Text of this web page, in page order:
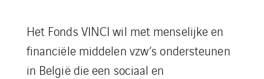
Het Fonds VINCI wil met menselijke en
financiële middelen vzw’s ondersteunen
in Belgiëdie een sociaal en